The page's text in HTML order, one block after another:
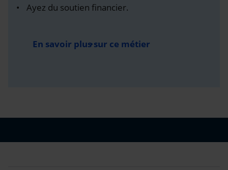
Ayez du soutien financier.
En savoir plus sur ce métier